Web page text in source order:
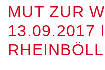
EU- KOMMUNALWAHL
ARCHIV TERMINE
LANDTAGSWAHL 2021
MUT ZUR
13.09.2017